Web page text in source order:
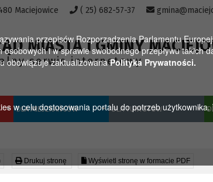
przepisów Rozporządzenia Parlamentu
i w sprawie swobodnego przepływu
obowiązuje zaktualizowanaPolityka Prywatności.
w celu dostosowania portalu do potrzeb
Maciejowice ( 25) 682-57-37
MIASTA I GMINY
serwis internetowy
DLA MIESZKAŃCÓW DLA TURYSTÓW
Drukuj stronę Wyświetl stronę w formacie PDF